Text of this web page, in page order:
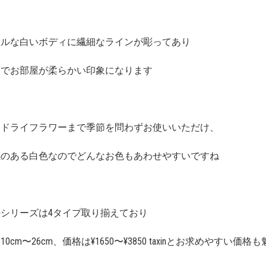
な白いボディに繊細なラインが彫ってあり
お部屋が柔らかい印象になります
ライフラワーまで季節を問わずお使いいただけ、
ある白色なのでどんなお色もあわせやすいですね
リーズは4タイプ取り揃えており
〜26cm、価格は¥1650〜¥3850 taxinとお求めやすい価格